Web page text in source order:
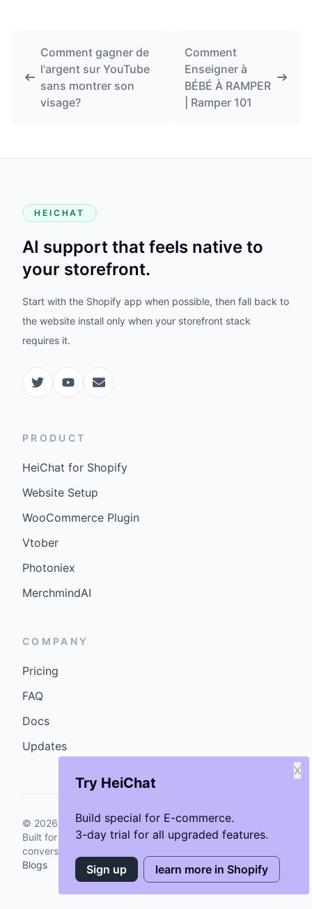
Try HeiChat
Build special for E-commerce.
3-day trial for all upgraded features.
X
Sign up learn more in Shopify
Comment gagner de
l'argent sur YouTube
sans montrer son
visage?
Comment
Enseigner à
BÉBÉ À RAMPER
| Ramper 101
HEICHAT
AI support that feels native to
your storefront.
Start with the Shopify app when possible, then fall back to
the website install only when your storefront stack
requires it.
PRODUCT
HeiChat for Shopify
Website Setup
WooCommerce Plugin
Vtober
Photoniex
MerchmindAI
COMPANY
Pricing
FAQ
Docs
Updates
© 2026 GenCybers Inc. All rights reserved.
Built for storefronts that want faster answers and cleaner
conversions.
Blogs